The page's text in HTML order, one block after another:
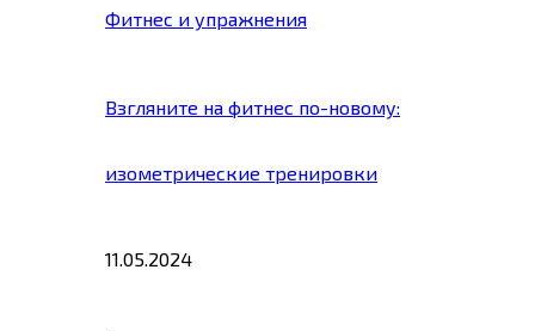
Фитнес и упражнения
Взгляните на фитнес по-новому:
изометрические тренировки
11.05.2024